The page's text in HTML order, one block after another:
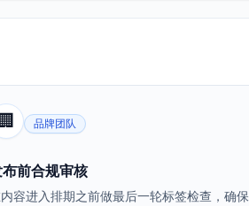
品牌团队
前合规审核
容进入排期之前做最后一轮标签检查，确保